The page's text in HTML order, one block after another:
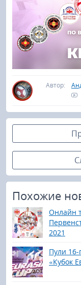
Автор:
Похожие
Онлайн
2021
Пули
«Кубок